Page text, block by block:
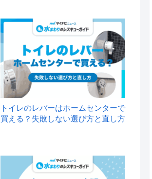
トイレのレバーはホームセンターで
買える？失敗しない選び方と直し方